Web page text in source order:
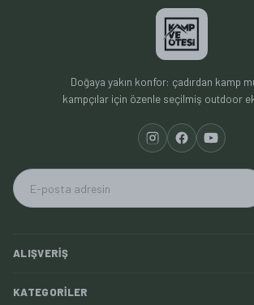
Doğaya yakın konfor: çadırdan kamp
kampçılar için özenle seçilmiş outdoor
ALIŞVERIŞ
KATEGORILER